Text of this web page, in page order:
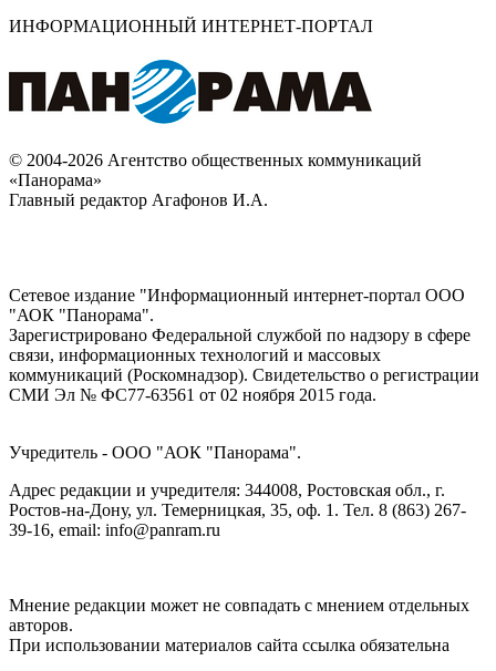
ИНФОРМАЦИОННЫЙ ИНТЕРНЕТ-ПОРТАЛ
© 2004-2026 Агентство общественных коммуникаций
«Панорама»
Главный редактор Агафонов И.А.
Сетевое издание "Информационный интернет-портал ООО
"АОК "Панорама".
Зарегистрировано Федеральной службой по надзору в сфере
связи, информационных технологий и массовых
коммуникаций (Роскомнадзор). Cвидетельство о регистрации
СМИ Эл № ФС77-63561 от 02 ноября 2015 года.
Учредитель - ООО "АОК "Панорама".
Адрес редакции и учредителя: 344008, Ростовская обл., г.
Ростов-на-Дону, ул. Темерницкая, 35, оф. 1. Тел. 8 (863) 267-
39-16, email: info@panram.ru
Мнение редакции может не совпадать с мнением отдельных
авторов.
При использовании материалов сайта ссылка обязательна